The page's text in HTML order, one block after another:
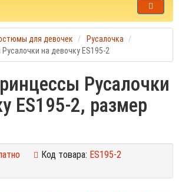
для девочек
Русалочка
на девочку ES195-2
Русалочки
ES195-2, размер
Код товара: ES195-2